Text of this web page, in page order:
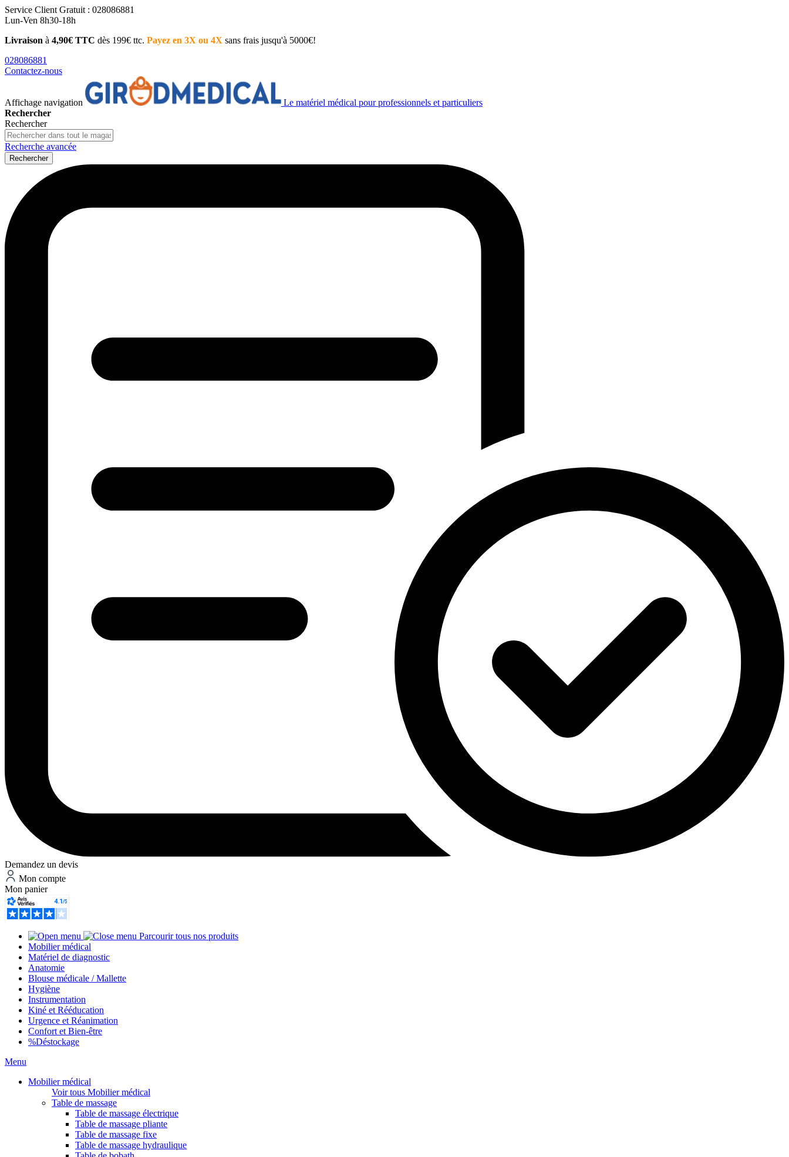
Service Client Gratuit : 028086881
Lun-Ven 8h30-18h
Livraison à 4,90€ TTC dès 199€ ttc. Payez en 3X ou 4X sans frais jusqu'à 5000€!
028086881
Contactez-nous
Affichage navigation
Le matériel médical pour professionnels et particuliers
Rechercher
Rechercher
Recherche avancée
Rechercher
Demandez un devis
Mon compte
Mon panier
Parcourir tous nos produits
Mobilier médical
Matériel de diagnostic
Anatomie
Blouse médicale / Mallette
Hygiène
Instrumentation
Kiné et Rééducation
Urgence et Réanimation
Confort et Bien-être
%Déstockage
Menu
Mobilier médical
Voir tous Mobilier médical
Table de massage
Table de massage électrique
Table de massage pliante
Table de massage fixe
Table de massage hydraulique